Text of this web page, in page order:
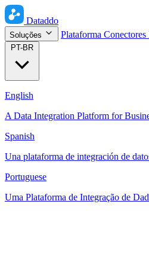
Dataddo
Soluções Plataforma Conectores
PT-BR
English
A Data Integration Platform for
Spanish
Una plataforma de integración de
Portuguese
Uma Plataforma de Integração de